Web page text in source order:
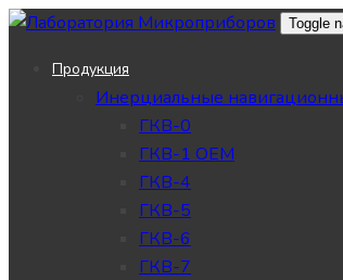
Skip
Skip
primary
Toggle
Продукция
Инерциальные
ГКВ-0
ГКВ-1 OEM
ГКВ-4
ГКВ-5
ГКВ-6
ГКВ-7